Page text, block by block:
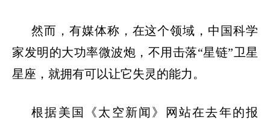
然而，有媒体称，在这个领域，中国科学
家发明的大功率微波炮，不用击落“星链”卫星
星座，就拥有可以让它失灵的能力。
根据美国《太空新闻》网站在去年的报